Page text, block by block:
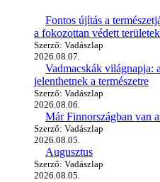
Fontos újítás a
a fokozottan védett területek
Szerző: Vadászlap
2026.08.07.
Vadmacskák világnapja:
jelenthetnek a természetre
Szerző: Vadászlap
2026.08.06.
Már Finnországban van
Szerző: Vadászlap
2026.08.05.
Augusztus
Szerző: Vadászlap
2026.08.05.